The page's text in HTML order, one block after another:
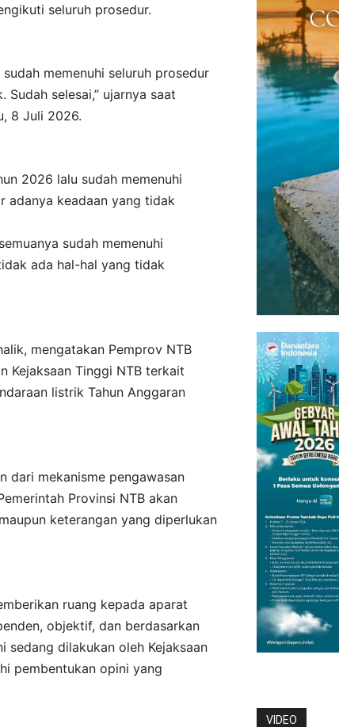
seluruh prosedur.
memenuhi seluruh prosedur
selesai,” ujarnya saat
8 Juli 2026.
2026 lalu sudah memenuhi
adanya keadaan yang tidak
sudah memenuhi
ada hal-hal yang tidak
mengatakan Pemprov NTB
Kejaksaan Tinggi NTB terkait
listrik Tahun Anggaran
dari mekanisme pengawasan
Provinsi NTB akan
keterangan yang diperlukan
ruang kepada aparat
objektif, dan berdasarkan
sedang dilakukan oleh Kejaksaan
pembentukan opini yang
VIDEO